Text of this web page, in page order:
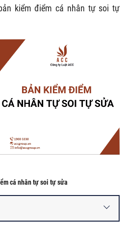
kiểm điểm cá nhân tự soi tự
cá nhân tự soi tự sửa